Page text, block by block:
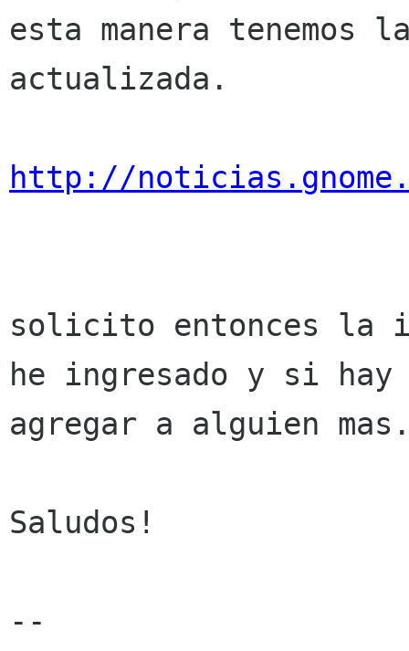
esta manera tenemos
actualizada.
http://
solicito entonces la
he ingresado y si hay
agregar a alguien
Saludos!
--